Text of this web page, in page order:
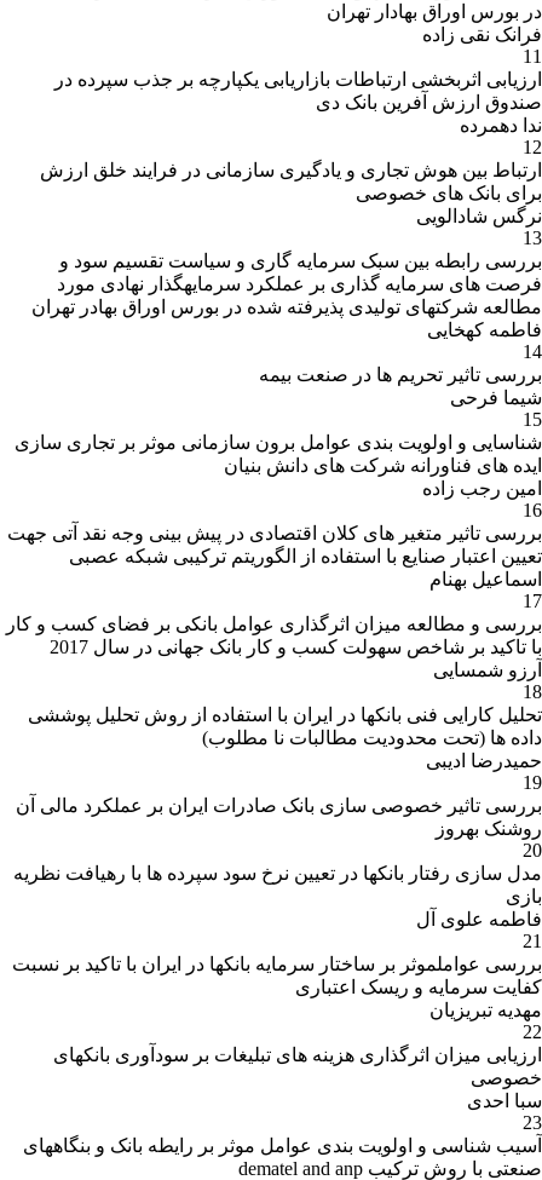
در بورس اوراق بهادار تهران
فرانک نقی زاده
11
ارزیابی اثربخشی ارتباطات بازاریابی یکپارچه بر جذب سپرده در
صندوق ارزش آفرین بانک دی
ندا دهمرده
12
ارتباط بین هوش تجاری و یادگیری سازمانی در فرایند خلق ارزش
برای بانک های خصوصی
نرگس شادالویی
13
بررسی رابطه بین سبک سرمایه گاری و سیاست تقسیم سود و
فرصت های سرمایه گذاری بر عملکرد سرمایهگذار نهادی مورد
مطالعه شرکتهای تولیدی پذیرفته شده در بورس اوراق بهادر تهران
فاطمه کهخایی
14
بررسی تاثیر تحریم ها در صنعت بیمه
شیما فرحی
15
شناسایی و اولویت بندی عوامل برون سازمانی موثر بر تجاری سازی
ایده های فناورانه شرکت های دانش بنیان
امین رجب زاده
16
بررسی تاثیر متغیر های کلان اقتصادی در پیش بینی وجه نقد آتی جهت
تعیین اعتبار صنایع با استفاده از الگوریتم ترکیبی شبکه عصبی
اسماعیل بهنام
17
بررسی و مطالعه میزان اثرگذاری عوامل بانکی بر فضای کسب و کار
با تاکید بر شاخص سهولت کسب و کار بانک جهانی در سال 2017
آرزو شمسایی
18
تحلیل کارایی فنی بانکها در ایران با استفاده از روش تحلیل پوششی
داده ها (تحت محدودیت مطالبات نا مطلوب)
حمیدرضا ادیبی
19
بررسی تاثیر خصوصی سازی بانک صادرات ایران بر عملکرد مالی آن
روشنک بهروز
20
مدل سازی رفتار بانکها در تعیین نرخ سود سپرده ها با رهیافت نظریه
بازی
فاطمه علوی آل
21
بررسی عواملموثر بر ساختار سرمایه بانکها در ایران با تاکید بر نسبت
کفایت سرمایه و ریسک اعتباری
مهدیه تبریزیان
22
ارزیابی میزان اثرگذاری هزینه های تبلیغات بر سودآوری بانکهای
خصوصی
سبا احدی
23
آسیب شناسی و اولویت بندی عوامل موثر بر رایطه بانک و بنگاههای
صنعتی با روش ترکیب dematel and anp